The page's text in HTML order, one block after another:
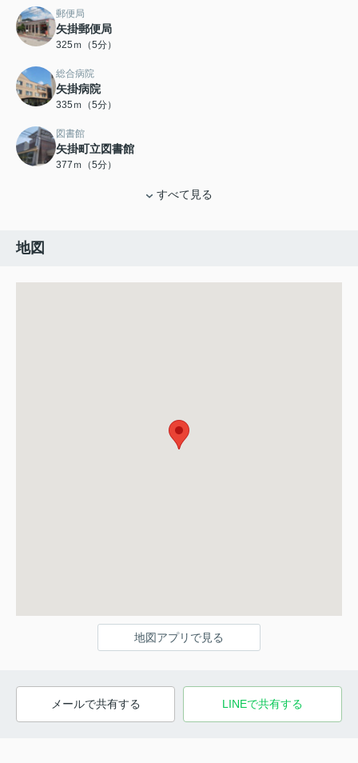
郵便局
矢掛郵便局
325ｍ（5分）
総合病院
矢掛病院
335ｍ（5分）
図書館
矢掛町立図書館
377ｍ（5分）
すべて見る
地図
地図アプリで見る
メールで共有する LINEで共有する